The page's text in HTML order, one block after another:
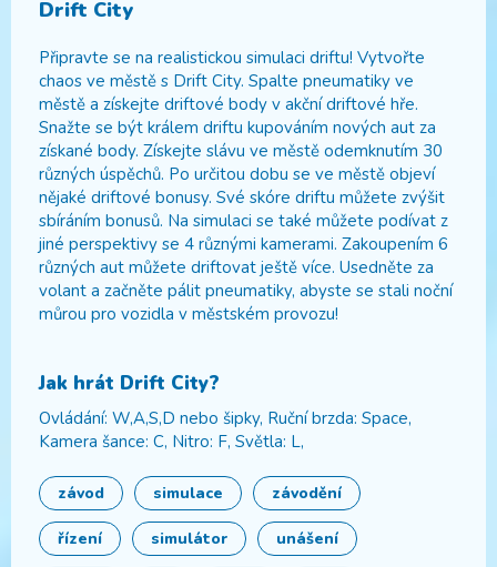
Drift City
Připravte se na realistickou simulaci driftu! Vytvořte
chaos ve městě s Drift City. Spalte pneumatiky ve
městě a získejte driftové body v akční driftové hře.
Snažte se být králem driftu kupováním nových aut za
získané body. Získejte slávu ve městě odemknutím 30
různých úspěchů. Po určitou dobu se ve městě objeví
nějaké driftové bonusy. Své skóre driftu můžete zvýšit
sbíráním bonusů. Na simulaci se také můžete podívat z
jiné perspektivy se 4 různými kamerami. Zakoupením 6
různých aut můžete driftovat ještě více. Usedněte za
volant a začněte pálit pneumatiky, abyste se stali noční
můrou pro vozidla v městském provozu!
Jak hrát Drift City?
Ovládání: W,A,S,D nebo šipky, Ruční brzda: Space,
Kamera šance: C, Nitro: F, Světla: L,
závod simulace závodění
řízení simulátor unášení